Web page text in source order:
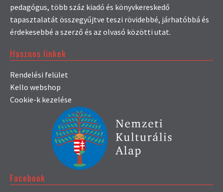
pedagógus, több száz kiadó és könyvkereskedő
tapasztalatát összegyűjtve teszi rövidebbé, járhatóbbá és
érdekesebbé a szerző és az olvasó közötti utat.
Hasznos linkek
Rendelési felület
Kello webshop
Cookie-k kezelése
Facebook